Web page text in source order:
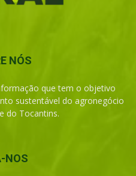
NÓS
que tem o objetivo
sustentável do agronegócio
do Tocantins.
NOS